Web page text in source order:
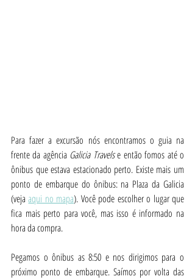
Para fazer a excursão nós encontramos o guia na
frente da agência Galicia Travels e então fomos até o
ônibus que estava estacionado perto. Existe mais um
ponto de embarque do ônibus: na Plaza da Galicia
(veja aqui no mapa). Você pode escolher o lugar que
fica mais perto para você, mas isso é informado na
hora da compra.
Pegamos o ônibus as 8:50 e nos dirigimos para o
próximo ponto de embarque. Saímos por volta das